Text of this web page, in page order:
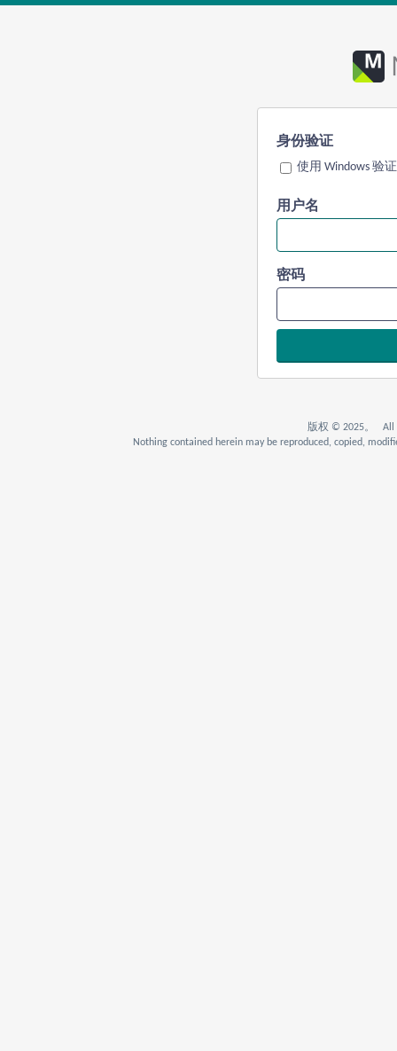
身份验证
使用 Windows 验证
用户名
密码
版权 © 2025。 All
Nothing contained herein may be reproduced, copied,